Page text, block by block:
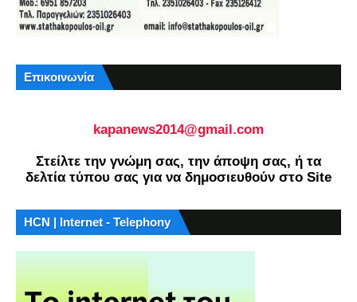
Επικοινωνία
kapanews2014@gmail.com
Στείλτε την γνώμη σας, την άποψη σας, ή τα
δελτία τύπου σας για να δημοσιευθούν στο Site
HCN | Internet - Telephony